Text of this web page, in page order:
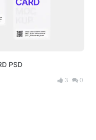
PSD
3 0